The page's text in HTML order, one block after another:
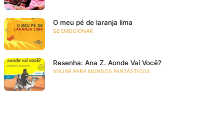
O meu pé de laranja lima
SE EMOCIONAR
Resenha: Ana Z. Aonde Vai Você?
VIAJAR PARA MUNDOS FANTÁSTICOS